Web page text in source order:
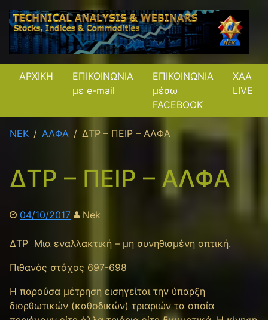
ΑΡΧΙΚΗ
ΕΠΙΚΟΙΝΩΝΙΑ
με e-mail
ΕΠΙΚΟΙΝΩΝΙΑ
μέσω
FACEBOOK
XAA
LIVE
NEK ΑΛΦΑ ΔΤΡ – ΠΕΙΡ – ΑΛΦΑ
ΔΤΡ – ΠΕΙΡ – ΑΛΦΑ
04/10/2017 Nek
ΔΤΡ Μια εναλλακτική – μη συνηθισμένη οπτική.
Πιθανός στόχος 697-698
Η παρούσα μέτρηση εισηγείται την ύπαρξη
διορθωτικών (καθοδικών) τριαριών τα οποία